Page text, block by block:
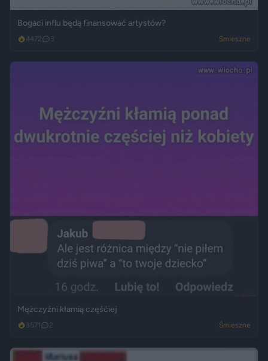
Bogaci influ będą finansować artystów?
4472 3 Śmieszne
Mężczyźni kłamią częśćiej
3571 2 Śmieszne